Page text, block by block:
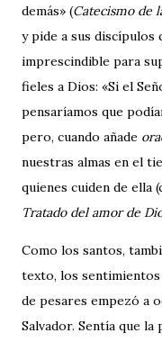
demás» (Catecismo de
y pide a sus discípulos
imprescindible para
fieles a Dios: «Si el
pensaríamos que
pero, cuando añade
nuestras almas en el
quienes cuiden de ella
Tratado del amor de
Como los santos,
texto, los sentimientos
de pesares empezó a
Salvador. Sentía que